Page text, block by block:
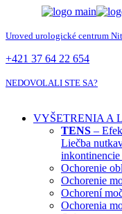
the
Uroved urologické centrum
+421 37 64 22 654
NEDOVOLALI STE SA?
VYŠETRENIA A
TENS –
Liečba
inkontinencie
Ochorenie
Ochorenie
Ochorení
Ochorenia